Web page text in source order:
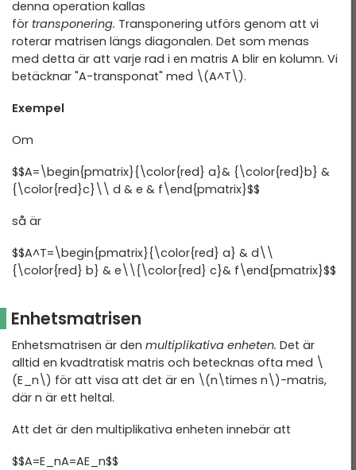
denna operation kallas
för transponering. Transponering utförs genom att vi
roterar matrisen längs diagonalen. Det som menas
med detta är att varje rad i en matris A blir en kolumn. Vi
betäcknar "A-transponat" med \(A^T\).
Exempel
Om
$$A=\begin{pmatrix}{\color{red} a}& {\color{red}b} &
{\color{red}c}\\ d & e & f\end{pmatrix}$$
så är
$$A^T=\begin{pmatrix}{\color{red} a} & d\\
{\color{red} b} & e\\{\color{red} c}& f\end{pmatrix}$$
Enhetsmatrisen
Enhetsmatrisen är den multiplikativa enheten. Det är
alltid en kvadtratisk matris och betecknas ofta med \
(E_n\) för att visa att det är en \(n\times n\)-matris,
där n är ett heltal.
Att det är den multiplikativa enheten innebär att
$$A=E_nA=AE_n$$